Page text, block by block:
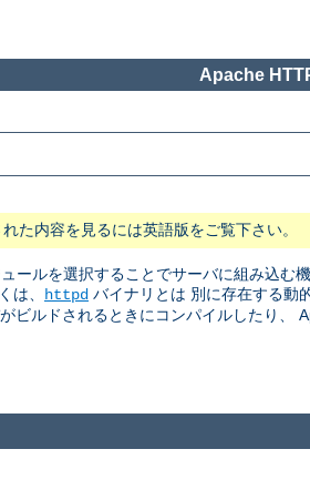
Apache
た内容を見るには英語版をご覧下さい。
ールを選択することでサーバに組み込む
は、 httpd バイナリとは 別に存在する動
ビルドされるときにコンパイルしたり、